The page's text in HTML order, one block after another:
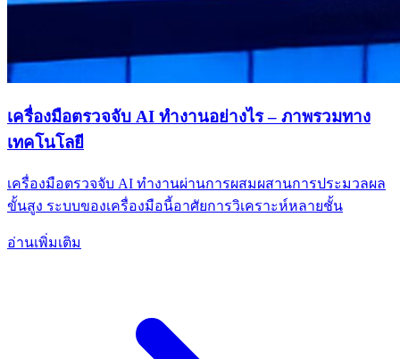
เครื่องมือตรวจจับ AI ทำงานอย่างไร – ภาพรวมทาง
เทคโนโลยี
เครื่องมือตรวจจับ AI ทำงานผ่านการผสมผสานการประมวลผล
ขั้นสูง ระบบของเครื่องมือนี้อาศัยการวิเคราะห์หลายชั้น
อ่านเพิ่มเติม